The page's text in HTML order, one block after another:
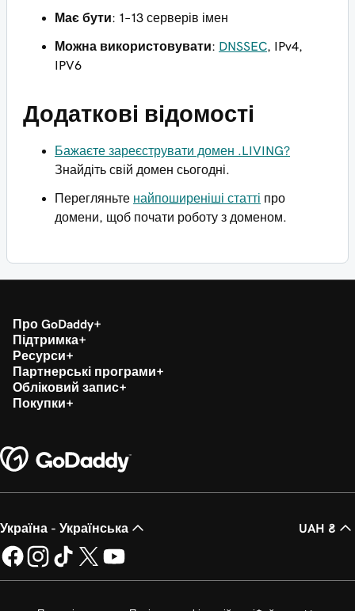
Має бути: 1–13 серверів імен
Можна використовувати: DNSSEC , IPv4,
IPV6
Додаткові відомості
Бажаєте зареєструвати домен .LIVING?
Знайдіть свій домен сьогодні.
Перегляньте найпоширеніші статті про
домени, щоб почати роботу з доменом.
Про GoDaddy
Підтримка
Ресурси
Партнерські програми
Обліковий запис
Покупки
Україна - Українська UAH ₴